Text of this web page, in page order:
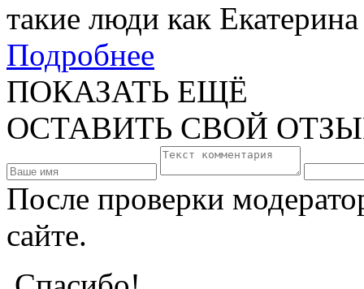
такие люди как
Подробнее
ПОКАЗАТЬ ЕЩЁ
ОСТАВИТЬ СВОЙ
После проверки
сайте.